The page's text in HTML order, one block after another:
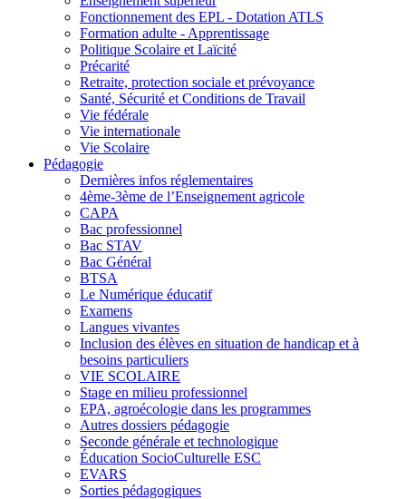
Fonctionnement des EPL - Dotation ATLS
Formation adulte - Apprentissage
Politique Scolaire et Laïcité
Précarité
Retraite, protection sociale et prévoyance
Santé, Sécurité et Conditions de Travail
Vie fédérale
Vie internationale
Vie Scolaire
Pédagogie
Dernières infos réglementaires
4ème-3ème de l’Enseignement agricole
CAPA
Bac professionnel
Bac STAV
Bac Général
BTSA
Le Numérique éducatif
Examens
Langues vivantes
Inclusion des élèves en situation de handicap et à
besoins particuliers
VIE SCOLAIRE
Stage en milieu professionnel
EPA, agroécologie dans les programmes
Autres dossiers pédagogie
Seconde générale et technologique
Éducation SocioCulturelle ESC
EVARS
Sorties pédagogiques